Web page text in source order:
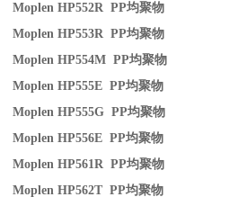
Moplen HP552R PP均聚物
Moplen HP553R PP均聚物
Moplen HP554M PP均聚物
Moplen HP555E PP均聚物
Moplen HP555G PP均聚物
Moplen HP556E PP均聚物
Moplen HP561R PP均聚物
Moplen HP562T PP均聚物